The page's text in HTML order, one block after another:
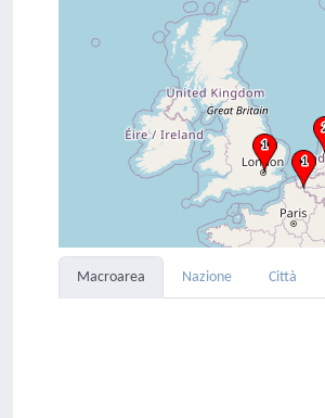
Macroarea Nazione Città